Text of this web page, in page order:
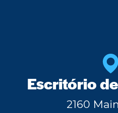
Escritório
2160